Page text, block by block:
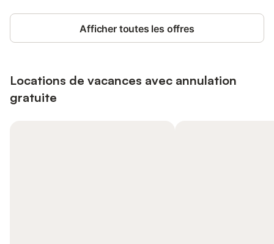
Afficher toutes les offres
Locations de vacances avec annulation
gratuite